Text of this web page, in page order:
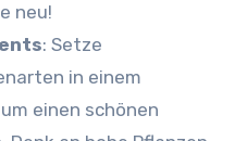
neu!
: Setze
in einem
einen schönen